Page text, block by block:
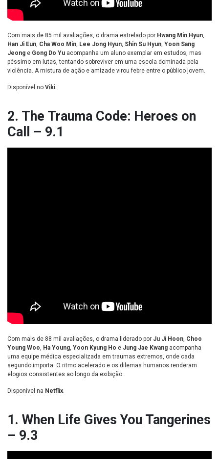
Com mais de 85 mil avaliações, o drama estrelado por Hwang Min Hyun,
Han Ji Eun, Cha Woo Min, Lee Jong Hyun, Shin Su Hyun, Yoon Sang
Jeong e Gong Do Yu acompanha um aluno exemplar em estudos, mas
péssimo em lutas, tentando sobreviver em uma escola dominada pela
violência. A mistura de ação e amizade virou febre entre o público jovem.
Disponível no Viki.
2. The Trauma Code: Heroes on
Call – 9.1
Com mais de 88 mil avaliações, o drama liderado por Ju Ji Hoon, Choo
Young Woo, Ha Young, Yoon Kyung Ho e Jung Jae Kwang acompanha
uma equipe médica especializada em traumas extremos, onde cada
segundo importa. O ritmo acelerado e os dilemas humanos renderam
elogios consistentes ao longo da exibição.
Disponível na Netflix.
1. When Life Gives You Tangerines
– 9.3